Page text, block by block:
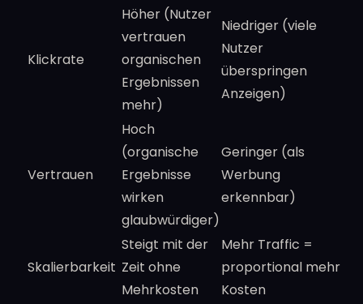
Klickrate
Höher (Nutzer
vertrauen
organischen
Ergebnissen
mehr)
Niedriger (viele
Nutzer
überspringen
Anzeigen)
Vertrauen
Hoch
(organische
Ergebnisse
wirken
glaubwürdiger)
Geringer (als
Werbung
erkennbar)
Skalierbarkeit
Steigt mit der
Zeit ohne
Mehrkosten
Mehr Traffic =
proportional mehr
Kosten